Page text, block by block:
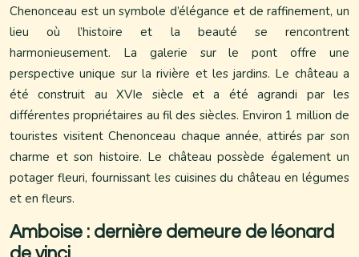
Chenonceau est un symbole d’élégance et de raffinement, un
lieu où l’histoire et la beauté se rencontrent
harmonieusement. La galerie sur le pont offre une
perspective unique sur la rivière et les jardins. Le château a
été construit au XVIe siècle et a été agrandi par les
différentes propriétaires au fil des siècles. Environ 1 million de
touristes visitent Chenonceau chaque année, attirés par son
charme et son histoire. Le château possède également un
potager fleuri, fournissant les cuisines du château en légumes
et en fleurs.
Amboise : dernière demeure de léonard